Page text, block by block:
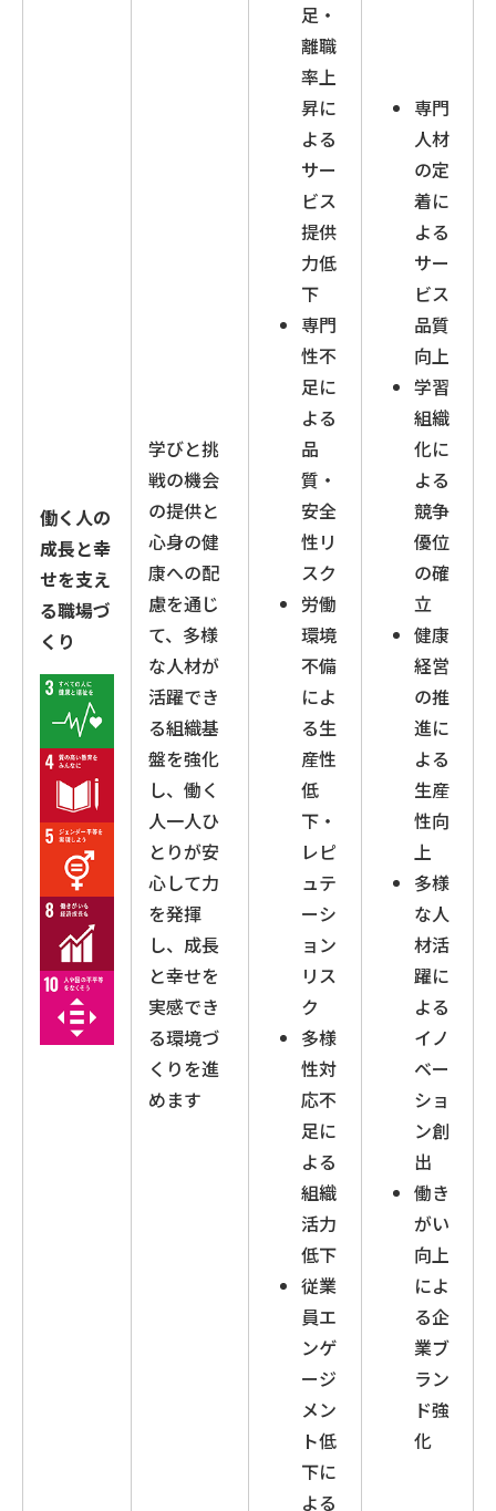
働く人の
成長と幸
せを支え
る職場づ
くり
学びと挑
戦の機会
の提供と
心身の健
康への配
慮を通じ
て、多様
な人材が
活躍でき
る組織基
盤を強化
し、働く
人一人ひ
とりが安
心して力
を発揮
し、成長
と幸せを
実感でき
る環境づ
くりを進
めます
足・
離職
率上
昇に
よる
サー
ビス
提供
力低
下
専門
性不
足に
よる
品
質・
安全
性リ
スク
労働
環境
不備
によ
る生
産性
低
下・
レピ
ュテ
ーシ
ョン
リス
ク
多様
性対
応不
足に
よる
組織
活力
低下
従業
員エ
ンゲ
ージ
メン
ト低
下に
よる
専門
人材
の定
着に
よる
サー
ビス
品質
向上
学習
組織
化に
よる
競争
優位
の確
立
健康
経営
の推
進に
よる
生産
性向
上
多様
な人
材活
躍に
よる
イノ
ベー
ショ
ン創
出
働き
がい
向上
によ
る企
業ブ
ラン
ド強
化